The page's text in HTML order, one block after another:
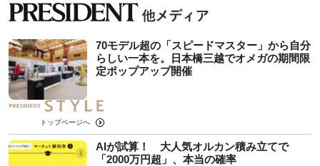
70モデル超の「スピードマスター」から自分
らしい一本を。日本橋三越でオメガの期間限
定ポップアップ開催
トップページへ
AIが試算！ 大人気オルカン積み立てで
「2000万円超」、本当の確率